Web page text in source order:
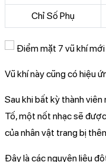
Chỉ Số Phụ
Vũ khí này cũng có hiệu
Sau khi bất kỳ thành
Tố, một nốt nhạc sẽ
của nhân vật trang bị
Đây là các nguyên liệu